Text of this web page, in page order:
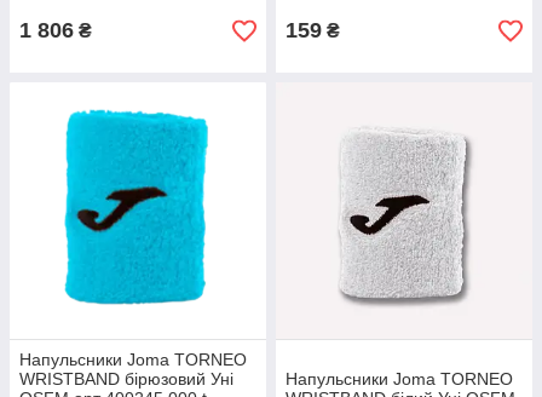
1 806 ₴ 159 ₴
Напульсники Joma TORNEO
WRISTBAND бірюзовий Уні
Напульсники Joma TORNEO